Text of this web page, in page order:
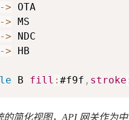
>
>
>
>
B fill : #f9f , stroke
简化视图，API 网关作为中